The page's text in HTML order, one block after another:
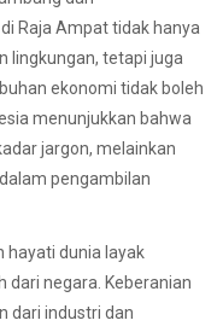
Raja Ampat tidak hanya
lingkungan, tetapi juga
ekonomi tidak boleh
menunjukkan bahwa
jargon, melainkan
pengambilan
hayati dunia layak
negara. Keberanian
dari industri dan